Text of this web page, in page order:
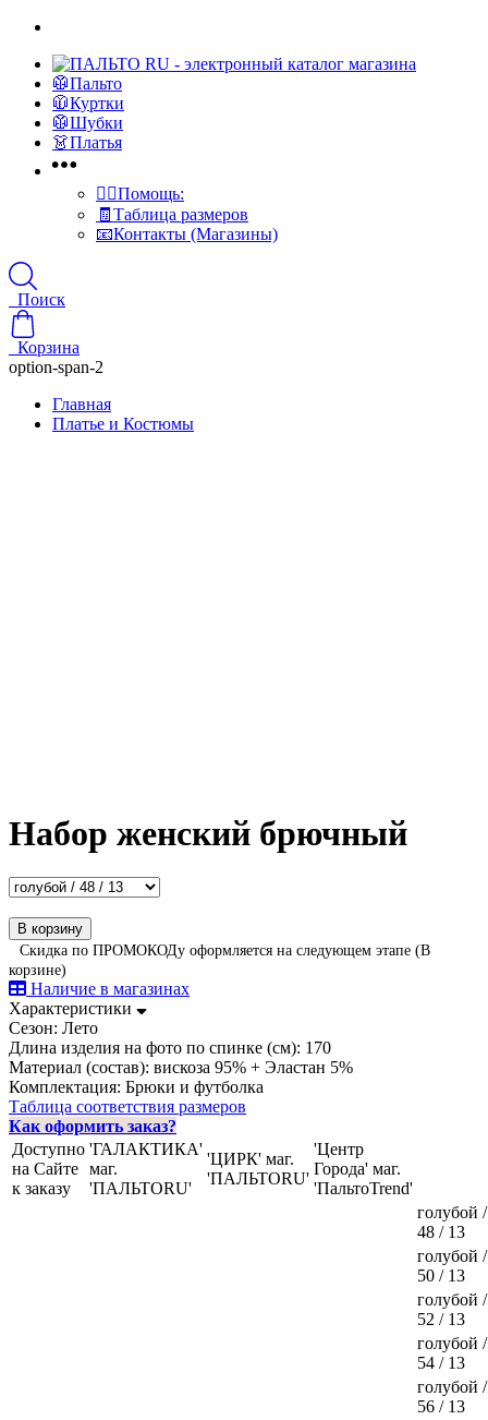
🥼Пальто
🧥Куртки
🥼Шубки
👗Платья
👍🏻Помощь:
🧾Таблица размеров
📧Контакты (Магазины)
Поиск
Корзина
option-span-2
Главная
Платье и Костюмы
Набор женский брючный
В корзину
Скидка по ПРОМОКОДу оформляется на следующем этапе (В
корзине)
Наличие в магазинах
Характеристики
Сезон: Лето
Длина изделия на фото по спинке (см): 170
Материал (состав): вискоза 95% + Эластан 5%
Комплектация: Брюки и футболка
Таблица соответствия размеров
Как оформить заказ?
Доступно
на Сайте
к заказу
'ГАЛАКТИКА'
маг.
'ПАЛЬТОRU'
'ЦИРК' маг.
'ПАЛЬТОRU'
'Центр
Города' маг.
'ПальтоTrend'
голубой /
48 / 13
голубой /
50 / 13
голубой /
52 / 13
голубой /
54 / 13
голубой /
56 / 13